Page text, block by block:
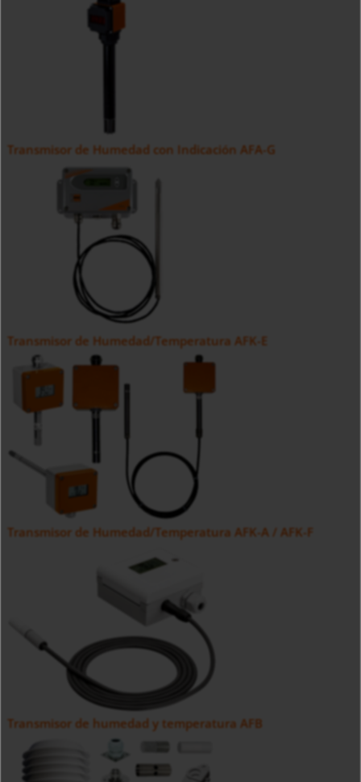
Transmisor de Humedad con Indicación AFA-G
Transmisor de Humedad/Temperatura AFK-E
Transmisor de Humedad/Temperatura AFK-A / AFK-F
Transmisor de humedad y temperatura AFB